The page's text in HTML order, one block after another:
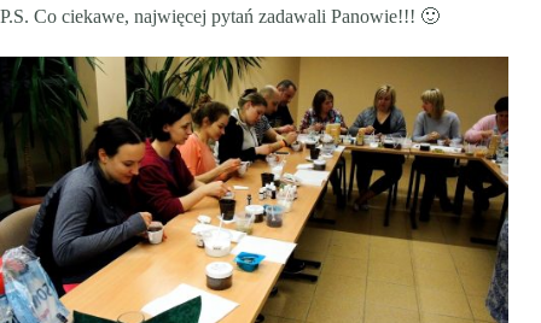
P.S. Co ciekawe, najwięcej pytań zadawali Panowie!!! 🙂